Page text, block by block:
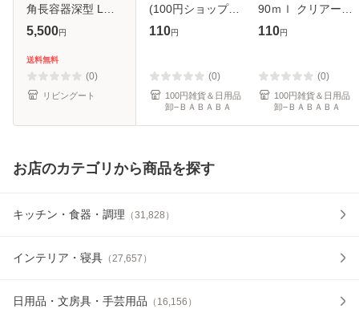
角長容器深型 L
1700cc （ aizawa
弁当箱 お弁当箱 食
品保存 保存 容器
角型 1700m
5,500円
送料無料
(0)
リビングート
(100円ショップ
100円均一 100均
110円
(0)
100円雑貨＆日用品
卸−ＢＡＢＡＢＡ
90ｍｌ クリアーホ
ワイト 3個入 (100
均)
110円
(0)
100円雑貨＆日用品
卸−ＢＡＢＡＢＡ
お店のカテゴリから商品を探す
キッチン・食器・調理 （31,828 ）
インテリア・寝具 （27,657 ）
日用品・文房具・手芸用品 （ 16,156 ）